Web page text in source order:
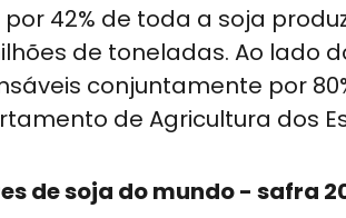
42% de toda a soja
de toneladas. Ao lado
conjuntamente por
de Agricultura dos
de soja do mundo - safra